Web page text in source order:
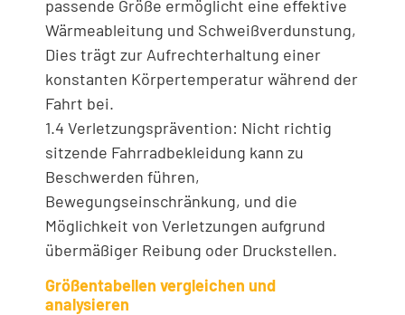
passende Größe ermöglicht eine effektive
Wärmeableitung und Schweißverdunstung,
Dies trägt zur Aufrechterhaltung einer
konstanten Körpertemperatur während der
Fahrt bei.
1.4 Verletzungsprävention: Nicht richtig
sitzende Fahrradbekleidung kann zu
Beschwerden führen,
Bewegungseinschränkung, und die
Möglichkeit von Verletzungen aufgrund
übermäßiger Reibung oder Druckstellen.
Größentabellen vergleichen und
analysieren